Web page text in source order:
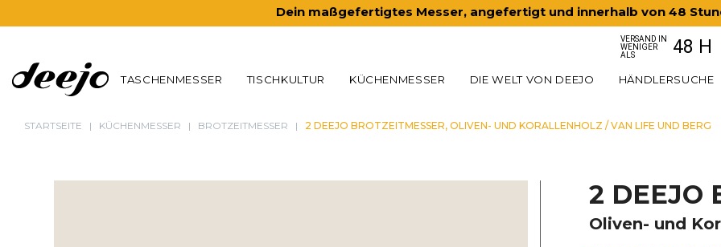
Dein maßgefertigtes Messer, angefertigt und innerhalb von 48
TASCHENMESSER TISCHKULTUR KÜCHENMESSER DIE WELT VON DEEJO HÄNDLERSUCHE
VERSAND IN
WENIGER
ALS
48 H
STARTSEITE KÜCHENMESSER BROTZEITMESSER 2 DEEJO BROTZEITMESSER, OLIVEN- UND KORALLENHOLZ / VAN LIFE UND BERG
2 DEEJO
Oliven- und